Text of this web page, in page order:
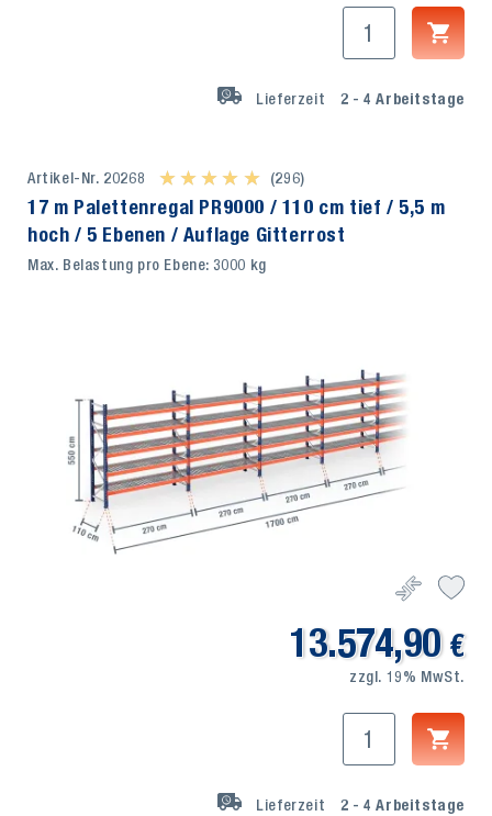
Lieferzeit 2 - 4 Arbeitstage
Artikel-Nr. 20268 ★ ★ ★ ★ ★
★ ★ ★ ★ ★ (296)
17 m Palettenregal PR9000 / 110 cm tief / 5,5 m
hoch / 5 Ebenen / Auflage Gitterrost
Max. Belastung pro Ebene: 3000 kg
13.574,90 €
zzgl. 19% MwSt.
Lieferzeit 2 - 4 Arbeitstage